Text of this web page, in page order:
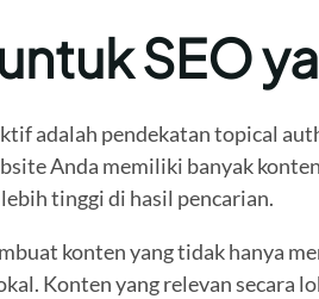
SEO
adalah pendekatan topical
Anda memiliki banyak
tinggi di hasil pencarian.
konten yang tidak hanya
Konten yang relevan secara